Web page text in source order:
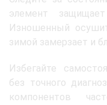
элемент
Изношенный
зимой замерзает и
Избегайте
без точного
компонентов